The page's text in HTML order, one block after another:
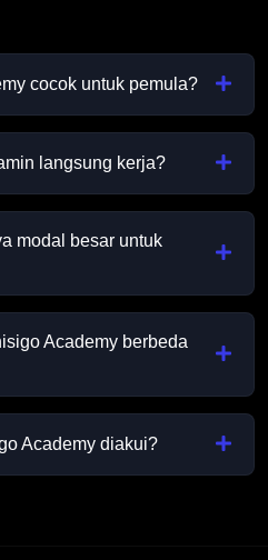
cocok untuk pemula?
langsung kerja?
modal besar untuk
Academy berbeda
Academy diakui?